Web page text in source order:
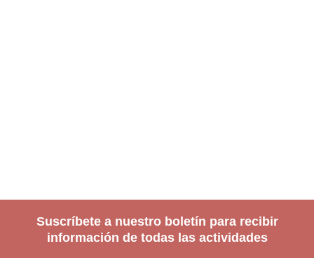
Suscríbete a nuestro boletín para recibir
información de todas las actividades